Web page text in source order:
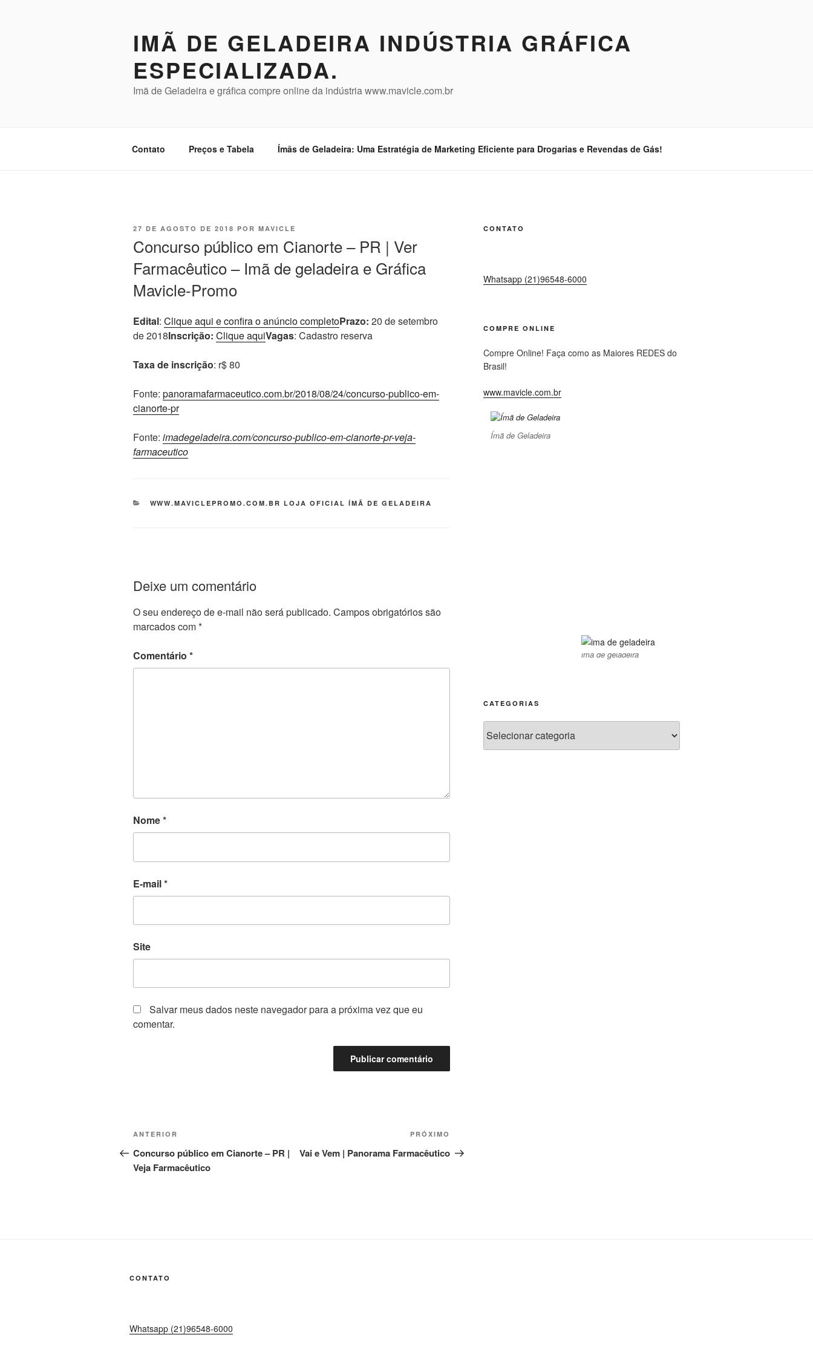
IMÃ DE GELADEIRA INDÚSTRIA GRÁFICA
ESPECIALIZADA.
Imã de Geladeira e gráfica compre online da indústria www.mavicle.com.br
Contato Preços e Tabela Ímãs de Geladeira: Uma Estratégia de Marketing Eficiente para Drogarias e Revendas de Gás!
PUBLICADO
27 DE AGOSTO DE 2018 POR MAVICLE
Concurso público em Cianorte – PR | Ver
Farmacêutico – Imã de geladeira e Gráfica
Mavicle-Promo
Edital: Clique aqui e confira o anúncio completoPrazo: 20 de setembro
de 2018Inscrição: Clique aquiVagas: Cadastro reserva
Taxa de inscrição: r$ 80
Fonte: panoramafarmaceutico.com.br/2018/08/24/concurso-publico-em-
cianorte-pr
Fonte: imadegeladeira.com/concurso-publico-em-cianorte-pr-veja-
farmaceutico
CATEGORIAS
WWW.MAVICLEPROMO.COM.BR LOJA OFICIAL ÍMÃ DE GELADEIRA
Deixe um comentário
O seu endereço de e-mail não será publicado. Campos obrigatórios são
marcados com*
Comentário *
Nome*
E-mail*
Site
Salvar meus dados neste navegador para a próxima vez que eu
comentar.
Navegação
de
Post
Post
anterior
ANTERIOR
Concurso público em Cianorte – PR |
Veja Farmacêutico
post
PRÓXIMO
Vai e Vem | Panorama Farmacêutico
CONTATO
Whatsapp (21)96548-6000
COMPRE ONLINE
Compre Online! Faça como as Maiores REDES do
Brasil!
www.mavicle.com.br
Ímã de Geladeira
ima de geladeira
CATEGORIAS
CONTATO
Whatsapp (21)96548-6000